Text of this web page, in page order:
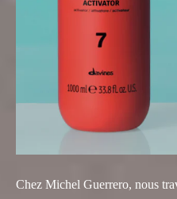
Chez Michel Guerrero, nous